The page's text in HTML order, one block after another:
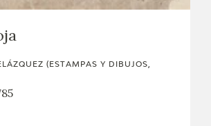
(ESTAMPAS Y DIBUJOS,